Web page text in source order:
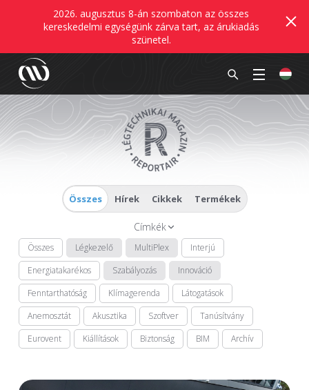
2026. augusztus 8-án szombaton az összes
kereskedelmi egységünk zárva tart, az árukiadás
szünetel.
Összes Hírek Cikkek Termékek
Címkék
Összes Légkezelő MultiPlex
Interjú
Energiatakarékos
Szabályozás
Innováció
Fenntarthatóság
Klímagerenda
Látogatások
Anemosztát
Akusztika Szoftver
Tanúsítvány
Eurovent
Kiállítások Biztonság BIM Archív